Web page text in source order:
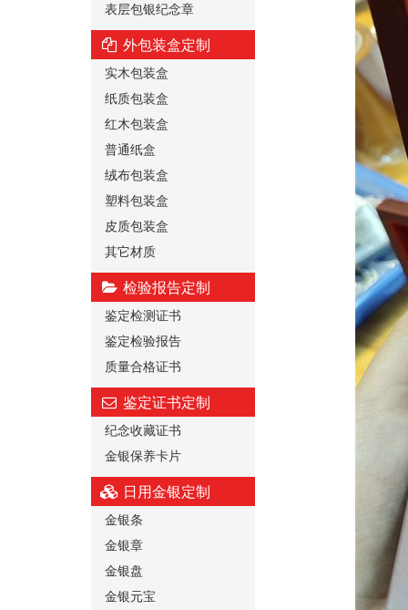
表层包银纪念章
外包装盒定制
实木包装盒
纸质包装盒
红木包装盒
普通纸盒
绒布包装盒
塑料包装盒
皮质包装盒
其它材质
检验报告定制
鉴定检测证书
鉴定检验报告
质量合格证书
鉴定证书定制
纪念收藏证书
金银保养卡片
日用金银定制
金银条
金银章
金银盘
金银元宝